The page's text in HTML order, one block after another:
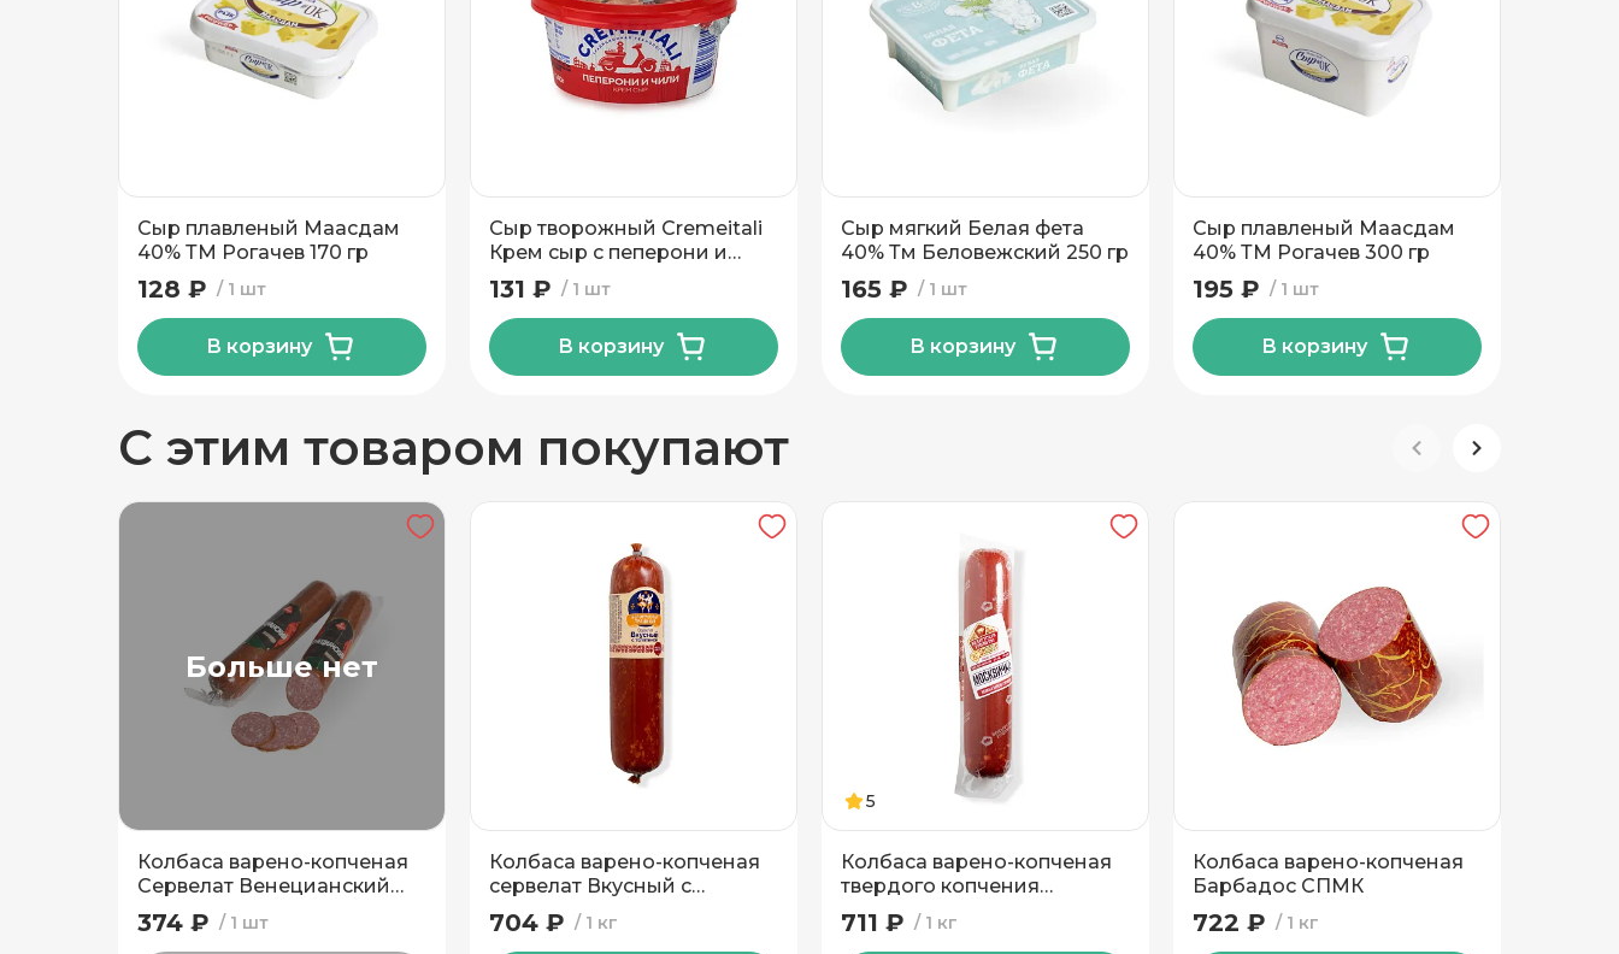
Температура хранения от +2 до +6
Углеводы, в граммах (на 100г) 5.3
Сыр плавленый Маасдам
40% ТМ Рогачев 170 гр
1 шт
128 ₽
В корзину
Сыр творожный Cremeitali
Крем сыр с пеперони и
чили 60% 140г
1 шт
131 ₽
В корзину
Сыр мягкий Белая фета
40% Тм Беловежский 250 гр
1 шт
165 ₽
В корзину
Сыр плавленый Маасдам
40% ТМ Рогачев 300 гр
1 шт
195 ₽
В корзину
С этим товаром покупают
Больше нет
Колбаса варено-копченая
Сервелат Венецианский
высший сорт Пинский МК
400 гр
1 шт
374 ₽
Колбаса варено-копченая
сервелат Вкусный с
телятиной Инко-Фуд
1 кг
704 ₽
5
Колбаса варено-копченая
твердого копчения
Москвичка СПМК
1 кг
711 ₽
Колбаса варено-копченая
Барбадос СПМК
1 кг
722 ₽
Доставка Самовывоз
Частный дом
Подъезд
Добавить новый адрес